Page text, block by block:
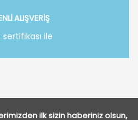
ALIŞVERİŞ
sertifikası ile
ilk sizin haberiniz olsun,